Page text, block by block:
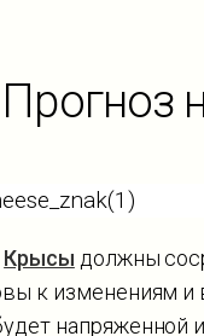
Прогноз
Крысы должны
к изменениям
напряженной